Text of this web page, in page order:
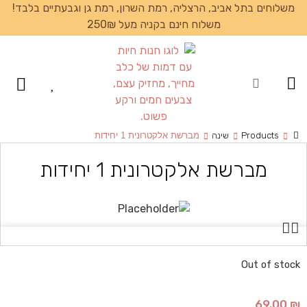
משלוחים בתל אביב, הרצליה, רמת השרון, רמת גן וגבעתיים בלבד!
משלוח חינם בקניה מעל 250₪
Products שינה מברשת אלקטרונית 1 יחידות
מברשת אלקטרונית 1 יחידות
Out of stock
69.00 ₪